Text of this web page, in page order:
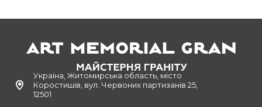
Україна, Житомирська область, місто
Коростишів, вул. Червоних партизанів 25,
12501